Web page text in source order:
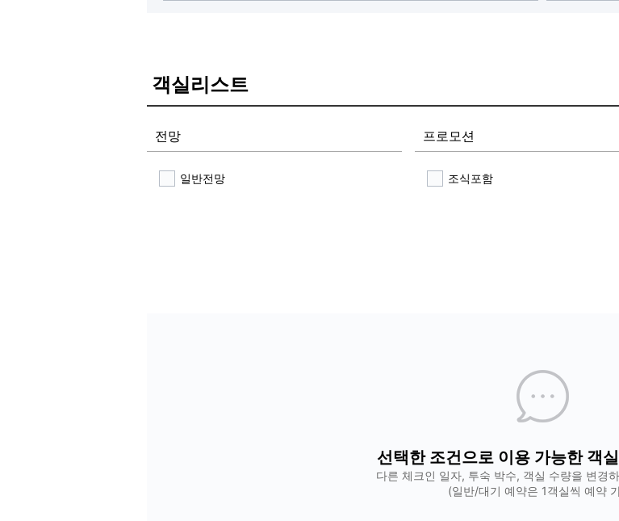
객실리스트
전망
일반전망
프로모션
조식포함
선택한 조건으로 이용 가능한 객
다른 체크인 일자, 투숙 박수, 객실 수량을 변경
(일반/대기 예약은 1객실씩 예약